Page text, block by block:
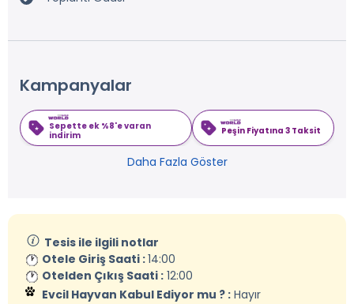
Kampanyalar
Sepette ek %8'e varan
indirim
Peşin Fiyatına 3 Taksit
Daha Fazla Göster
Tesis ile ilgili notlar
Otele Giriş Saati :14:00
Otelden Çıkış Saati : 12:00
Evcil Hayvan Kabul Ediyor mu ? : Hayır